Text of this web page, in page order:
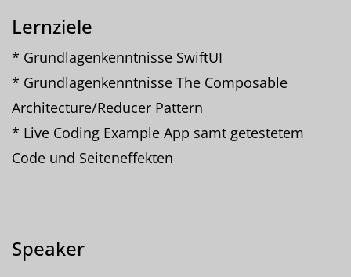
Lernziele
* Grundlagenkenntnisse SwiftUI
* Grundlagenkenntnisse The Composable
Architecture/Reducer Pattern
* Live Coding Example App samt getestetem
Code und Seiteneffekten
Speaker